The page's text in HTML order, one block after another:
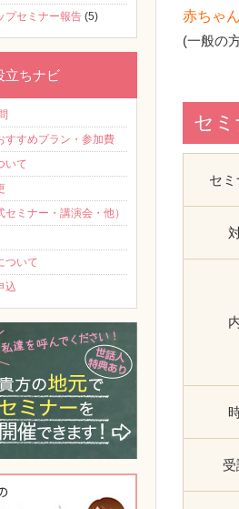
赤ちゃ
(一般の
セ
セミ
プセミナー報告 (5)
立ちナビ
すすめプラン・参加費
いて
ミナー・講演会・他）
ついて
込